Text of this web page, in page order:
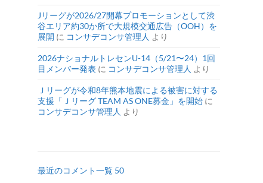
Jリーグが2026/27開幕プロモーションとして渋
谷エリア約30か所で大規模交通広告（OOH）を
展開 に コンサデコンサ管理人 より
2026ナショナルトレセンU-14（5/21〜24）1回
目メンバー発表 に コンサデコンサ管理人 より
Ｊリーグが令和8年熊本地震による被害に対する
支援「Ｊリーグ TEAM AS ONE募金」を開始 に
コンサデコンサ管理人 より
最近のコメント一覧 50